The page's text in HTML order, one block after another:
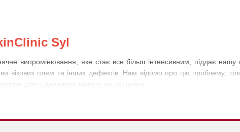
Syl
випромінювання, яке стає все більш інтенсивним, піддає нашу
вікових плям та інших дефектів. Нам відомо про цю проблему,
для щоденного захисту нашої шкіри.